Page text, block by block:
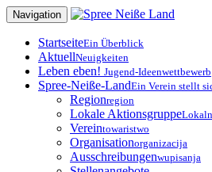
Zum
Inhalt
springen
Navigation
StartseiteEin Überblick
AktuellNeuigkeiten
Leben eben! Jugend-Ideenwettbewerb
Spree-Neiße-LandEin Verein stellt
Regionregion
Lokale Aktionsgruppe
Vereintowaristwo
Organisationorganizacija
Ausschreibungenwupisanja